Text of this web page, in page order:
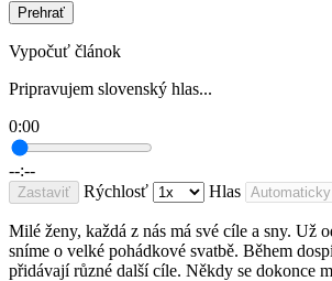
Prehrať
Vypočuť článok
Pripravujem slovenský hlas...
0:00
--:--
Zastaviť Rýchlosť Hlas
Milé ženy, každá z nás má své cíle a sny. Už
sníme o velké pohádkové svatbě. Během
přidávají různé další cíle. Někdy se dokonce